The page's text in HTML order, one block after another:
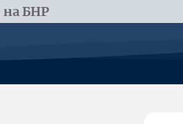
на БНР